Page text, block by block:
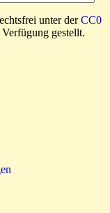
unter derCC0
gestellt.